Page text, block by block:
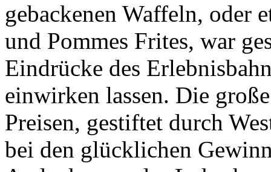
gebackenen Waffeln, oder
und Pommes Frites, war
Eindrücke des
einwirken lassen. Die
Preisen, gestiftet durch
bei den glücklichen